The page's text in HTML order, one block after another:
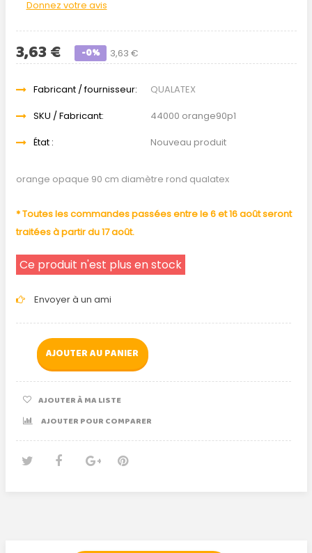
Donnez votre avis
3,63 €
3,63 € -0%
Fabricant / fournisseur:
QUALATEX
SKU / Fabricant:
44000 orange90p1
État :
Nouveau produit
orange opaque 90 cm diamètre rond qualatex
* Toutes les commandes passées entre le 6 et 16 août seront
traitées à partir du 17 août.
Ce produit n'est plus en stock
Envoyer à un ami
AJOUTER AU PANIER
AJOUTER À MA LISTE
AJOUTER POUR COMPARER